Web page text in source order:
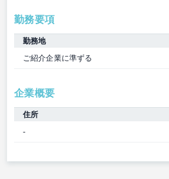
勤務要項
勤務地
ご紹介企業に準ずる
企業概要
住所
-